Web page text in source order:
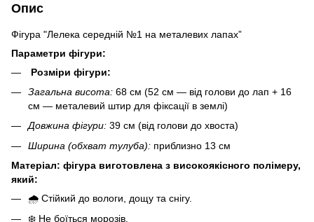
Опис
Фігура "Лелека середній №1 на металевих лапах”
Параметри фігури:
Розміри фігури:
Загальна висота: 68 см (52 см — від голови до лап + 16
см — металевий штир для фіксації в землі)
Довжина фігури: 39 см (від голови до хвоста)
Ширина (обхват тулуба): приблизно 13 см
Матеріал: фігура виготовлена з високоякісного полімеру,
який:
🌧️ Стійкий до вологи, дощу та снігу.
❄️ Не боїться морозів.